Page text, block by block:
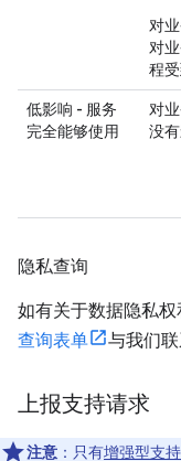
对
对
程
低影响 - 服务
完全能够使用
对
没有
隐私查询
如有关于数据隐私
查询表单
与我们联
上报支持请求
注意 ：只有增强型支